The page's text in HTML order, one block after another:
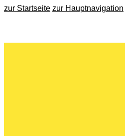
zur Startseite zur Hauptnavigation